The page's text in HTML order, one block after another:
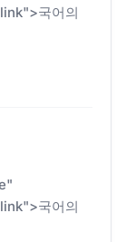
국어의
국어의